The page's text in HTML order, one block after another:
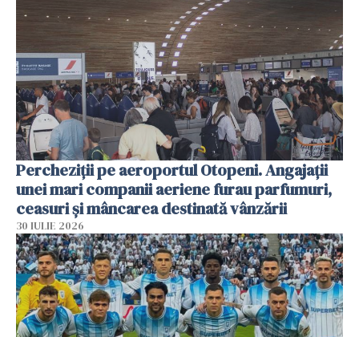
Percheziții pe aeroportul Otopeni. Angajații
unei mari companii aeriene furau parfumuri,
ceasuri și mâncarea destinată vânzării
30 IULIE 2026